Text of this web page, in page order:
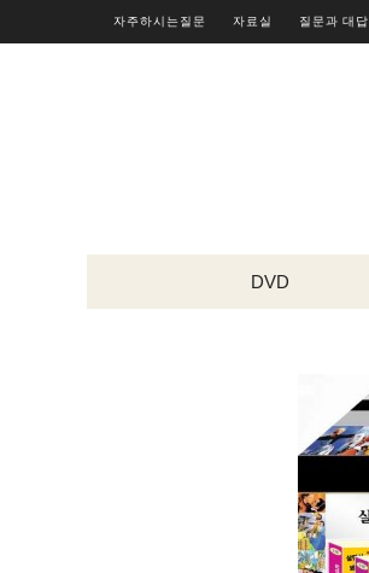
자주하시는질문 자료실 질문과 대답
DVD